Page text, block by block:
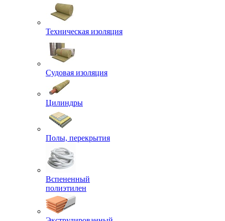
Техническая изоляция
Судовая изоляция
Цилиндры
Полы, перекрытия
Вспененный
полиэтилен